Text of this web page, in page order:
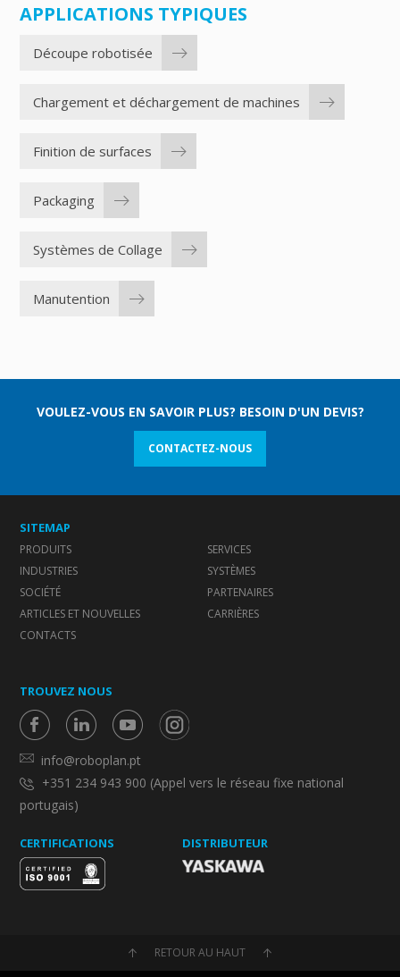
APPLICATIONS TYPIQUES
Découpe robotisée
Chargement et déchargement de machines
Finition de surfaces
Packaging
Systèmes de Collage
Manutention
VOULEZ-VOUS EN SAVOIR PLUS? BESOIN D'UN DEVIS?
CONTACTEZ-NOUS
SITEMAP
PRODUITS
SERVICES
INDUSTRIES
SYSTÈMES
SOCIÉTÉ
PARTENAIRES
ARTICLES ET NOUVELLES
CARRIÈRES
CONTACTS
TROUVEZ NOUS
info@roboplan.pt
+351 234 943 900 (Appel vers le réseau fixe national
portugais)
CERTIFICATIONS DISTRIBUTEUR
RETOUR AU HAUT